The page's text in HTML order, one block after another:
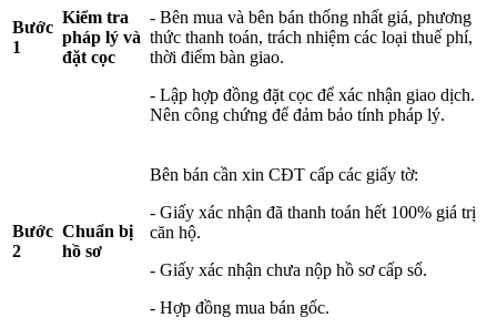
Bước
1
Kiểm tra
pháp lý và
đặt cọc
- Bên mua và bên bán thống nhất giá, phương
thức thanh toán, trách nhiệm các loại thuế phí,
thời điểm bàn giao.
- Lập hợp đồng đặt cọc để xác nhận giao dịch.
Nên công chứng để đảm bảo tính pháp lý.
Bước
2
Chuẩn bị
hồ sơ
Bên bán cần xin CĐT cấp các giấy tờ:
- Giấy xác nhận đã thanh toán hết 100% giá trị
căn hộ.
- Giấy xác nhận chưa nộp hồ sơ cấp sổ.
- Hợp đồng mua bán gốc.